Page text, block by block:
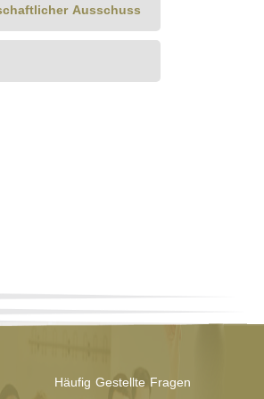
Ausschuss
Häufig Gestellte Fragen